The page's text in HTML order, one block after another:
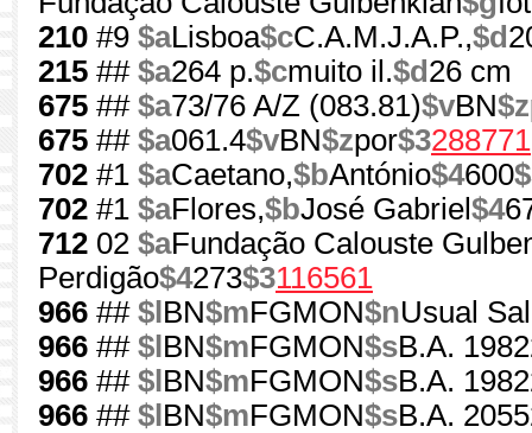
210 #9 $aLisboa$cC.A.M.J.A.P.,$d
215 ## $a264 p.$cmuito il.$d 26 cm
675 ## $a73/76 A/Z (083.81)$vBN$z
675 ## $a061.4$vBN$zpor$3288771
702 #1 $aCaetano,$bAntónio$4600
702 #1 $aFlores,$bJosé Gabriel $4
712 02 $aFundação Calouste
Perdigão$4273$3116561
966 ## $l BN$mFGMON$nUsual
966 ## $l BN$mFGMON$sB.A.
966 ## $l BN$mFGMON$sB.A.
966 ## $l BN$mFGMON$sB.A.